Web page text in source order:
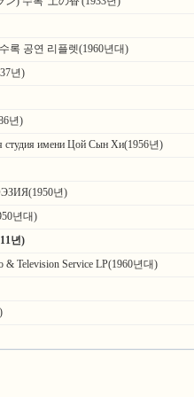
록 공연 리플렛(1960년대)
년)
년)
студия имени Цой Сын Хи(1956년)
년)
년대)
년)
& Television Service LP(1960년대)